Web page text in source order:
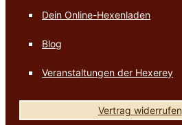
Dein Online-Hexenladen
Blog
Veranstaltungen der Hexerey
Vertrag widerrufen